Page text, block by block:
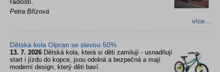
Petra Břízová
více…
Dětská kola Olpran se slevou 50%
13. 7. 2026 Dětská kola, která si děti zamilují - usnadňují
start i jízdu do kopce, jsou odolná a bezpečná a mají
moderní design, který děti baví.